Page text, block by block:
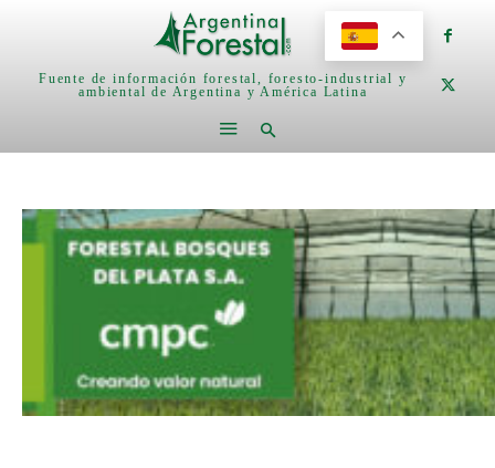
Fuente de información forestal, foresto-industrial y
ambiental de Argentina y América Latina